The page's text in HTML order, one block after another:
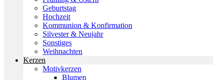
Geburtstag
Hochzeit
Kommunion & Konfirmation
Silvester & Neujahr
Sonstiges
Weihnachten
Kerzen
Motivkerzen
Blumen